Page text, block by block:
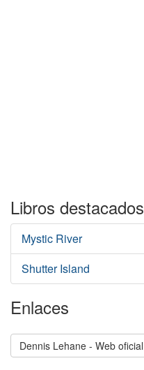
Libros destacados
Mystic River
Shutter Island
Enlaces
Dennis Lehane - Web oficial